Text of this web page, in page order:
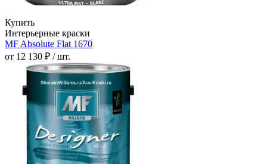
Купить
Интерьерные краски
MF Absolute Flat 1670
от 12 130 ₽ / шт.